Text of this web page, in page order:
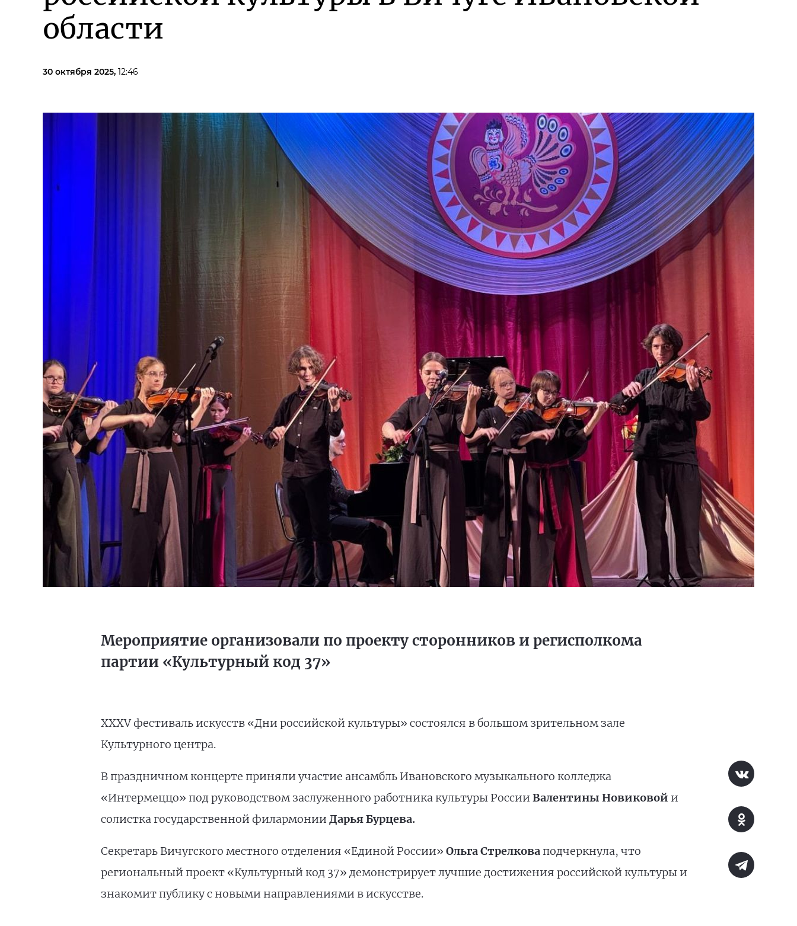
области
30 октября 2025, 12:46
Мероприятие организовали по проекту сторонников и регисполкома
партии «Культурный код 37»
XXXV фестиваль искусств «Дни российской культуры» состоялся в большом зрительном зале
Культурного центра.
В праздничном концерте приняли участие ансамбль Ивановского музыкального колледжа
«Интермеццо» под руководством заслуженного работника культуры России Валентины Новиковой и
солистка государственной филармонии Дарья Бурцева.
Секретарь Вичугского местного отделения «Единой России» Ольга Стрелковаподчеркнула, что
региональный проект «Культурный код 37» демонстрирует лучшие достижения российской культуры и
знакомит публику с новыми направлениями в искусстве.